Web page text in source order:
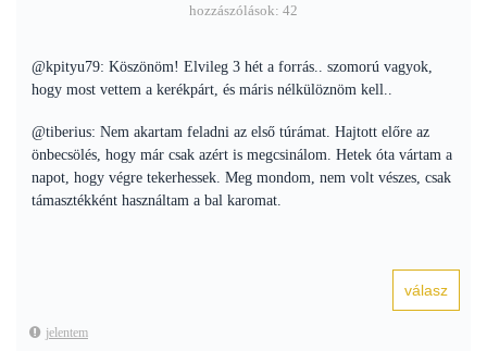
hozzászólások: 42
@kpityu79: Köszönöm! Elvileg 3 hét a forrás.. szomorú vagyok,
hogy most vettem a kerékpárt, és máris nélkülöznöm kell..
@tiberius: Nem akartam feladni az első túrámat. Hajtott előre az
önbecsölés, hogy már csak azért is megcsinálom. Hetek óta vártam a
napot, hogy végre tekerhessek. Meg mondom, nem volt vészes, csak
támasztékként használtam a bal karomat.
jelentem